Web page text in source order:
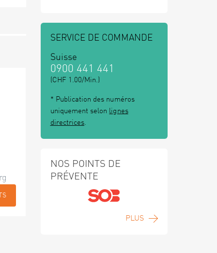
SERVICE DE COMMANDE
Suisse
0900 441 441
(CHF 1.00/Min.)
* Publication des numéros
uniquement selon lignes
directrices.
NOS POINTS DE
PRÉVENTE
PLUS